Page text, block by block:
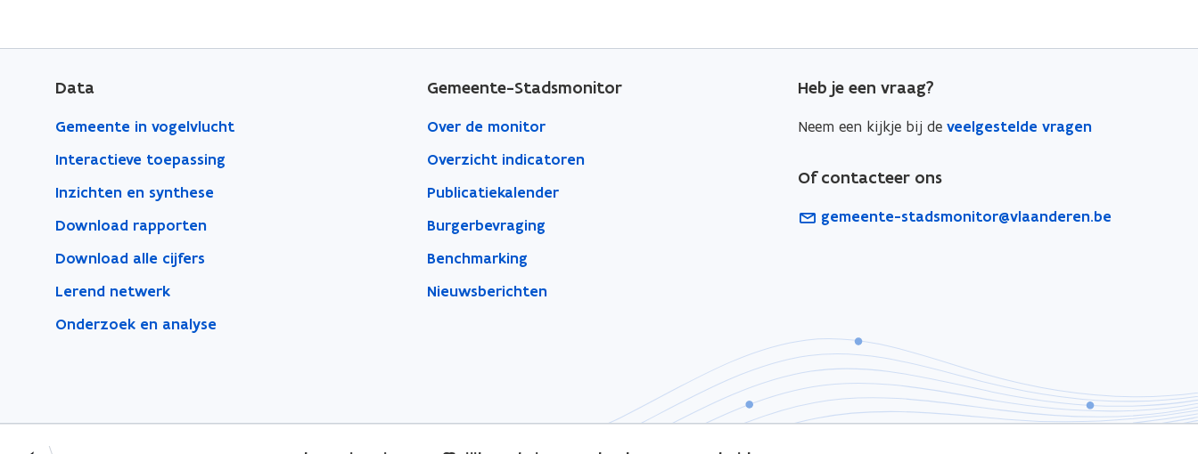
Data
Gemeente in vogelvlucht
Interactieve toepassing
Inzichten en synthese
Download rapporten
Download alle cijfers
Lerend netwerk
Onderzoek en analyse
Gemeente-Stadsmonitor
Over de monitor
Overzicht indicatoren
Publicatiekalender
Burgerbevraging
Benchmarking
Nieuwsberichten
Heb je een vraag?
Neem een kijkje bij de veelgestelde vragen
Of contacteer ons
gemeente-stadsmonitor@vlaanderen.be